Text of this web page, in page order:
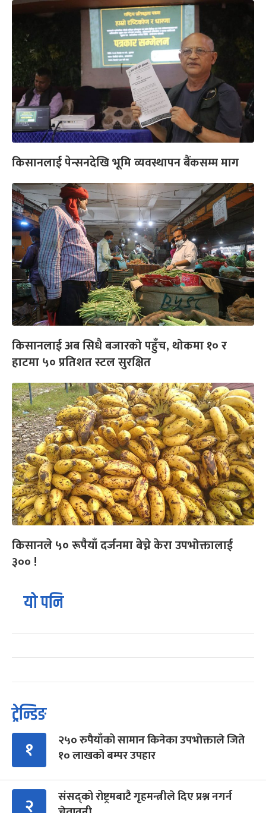
किसानलाई पेन्सनदेखि भूमि व्यवस्थापन बैंकसम्म माग
किसानलाई अब सिधै बजारको पहुँच, थोकमा १० र
हाटमा ५० प्रतिशत स्टल सुरक्षित
किसानले ५० रूपैयाँ दर्जनमा बेच्ने केरा उपभोक्तालाई
३०० !
यो पनि
ट्रेन्डिङ
१
२५० रुपैयाँको सामान किनेका उपभोक्ताले जिते
१० लाखको बम्पर उपहार
२
संसद्को रोष्ट्रमबाटै गृहमन्त्रीले दिए प्रश्न नगर्न